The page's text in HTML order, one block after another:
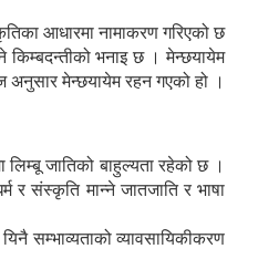
आधारमा नामाकरण गरिएको छ
किम्बदन्तीको भनाइ छ । मेन्छयायेम
अनुसार मेन्छयायेम रहन गएको हो ।
जातिको बाहुल्यता रहेको छ ।
र संस्कृति मान्ने जातजाति र भाषा
सम्भाव्यताको व्यावसायिकीकरण